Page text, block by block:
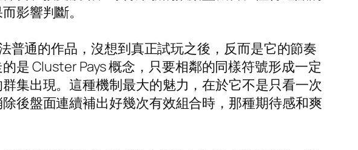
影響判斷。
普通的作品，沒想到真正試玩之後，反而是它的節奏
是 Cluster Pays 概念，只要相鄰的同樣符號形成一定
集出現。這種機制最大的魅力，在於它不是只看一次
後盤面連續補出好幾次有效組合時，那種期待感和爽